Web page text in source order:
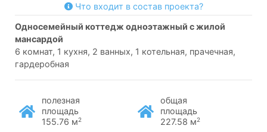
Что входит в состав проекта?
односемейный коттедж одноэтажный с жилой
мансардой
6 комнат, 1 кухня, 2 ванных, 1 котельная, прачечная,
гардеробная
полезная
площадь
155.76 м2
общая
площадь
227.58 м2